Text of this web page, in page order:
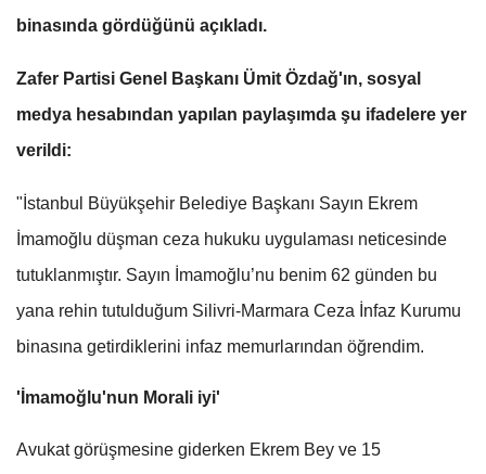
binasında gördüğünü açıkladı.
Zafer Partisi Genel Başkanı Ümit Özdağ'ın, sosyal
medya hesabından yapılan paylaşımda şu ifadelere yer
verildi:
"İstanbul Büyükşehir Belediye Başkanı Sayın Ekrem
İmamoğlu düşman ceza hukuku uygulaması neticesinde
tutuklanmıştır. Sayın İmamoğlu’nu benim 62 günden bu
yana rehin tutulduğum Silivri-Marmara Ceza İnfaz Kurumu
binasına getirdiklerini infaz memurlarından öğrendim.
'İmamoğlu'nun Morali iyi'
Avukat görüşmesine giderken Ekrem Bey ve 15